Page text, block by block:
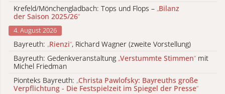
Krefeld/Mönchengladbach: Tops und Flops – „Bilanz
der Saison 2025/26“
4. August 2026
Bayreuth: „Rienzi“, Richard Wagner (zweite Vorstellung)
Bayreuth: Gedenkveranstaltung „Verstummte Stimmen“ mit
Michel Friedman
Pionteks Bayreuth: „Christa Pawlofsky: Bayreuths große
Verpflichtung - Die Festspielzeit im Spiegel der Presse“